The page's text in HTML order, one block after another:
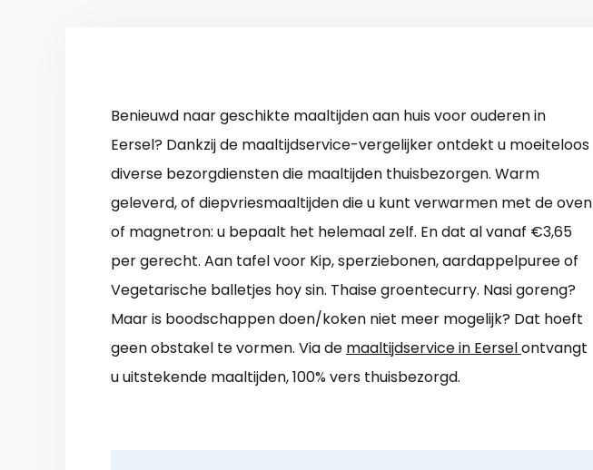
Benieuwd naar geschikte maaltijden aan huis voor ouderen in
Eersel? Dankzij de maaltijdservice-vergelijker ontdekt u moeiteloos
diverse bezorgdiensten die maaltijden thuisbezorgen. Warm
geleverd, of diepvriesmaaltijden die u kunt verwarmen met de oven
of magnetron: u bepaalt het helemaal zelf. En dat al vanaf €3,65
per gerecht. Aan tafel voor Kip, sperziebonen, aardappelpuree of
Vegetarische balletjes hoy sin. Thaise groentecurry. Nasi goreng?
Maar is boodschappen doen/koken niet meer mogelijk? Dat hoeft
geen obstakel te vormen. Via de maaltijdservice in Eerselontvangt
u uitstekende maaltijden, 100% vers thuisbezorgd.